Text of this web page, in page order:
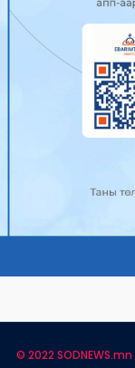
© 2022 SODNEWS.mn